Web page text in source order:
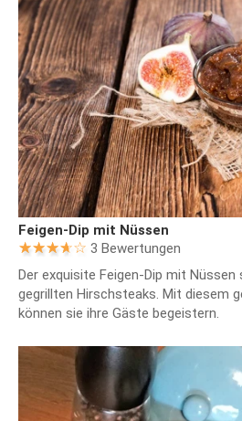
Feigen-Dip mit Nüssen
3 Bewertungen
Der exquisite Feigen-Dip mit
gegrillten Hirschsteaks. Mit diesem
können sie ihre Gäste begeistern.